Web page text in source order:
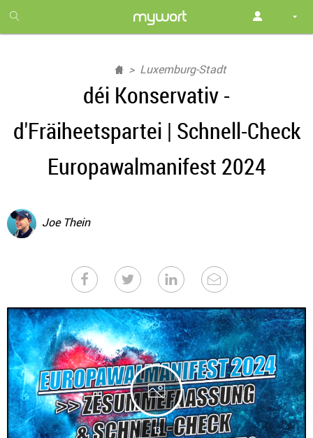
month
free
Luxemburg-Stadt
déi Konservativ -
d'Fräiheetspartei | Schnell-Check
Europawalmanifest 2024
Joe Thein
13